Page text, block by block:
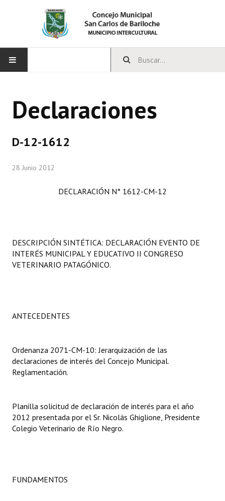
CONCEJO
Comisiones Especiales
LEGISLACIÓN
Carta Orgánica 2007
Digesto
DOCUMENTOS
Informes de Gestión
Declaraciones
D-12-1612
28 Junio 2012
DECLARACIÓN N° 1612-CM-12
DESCRIPCIÓN SINTÉTICA: DECLARACIÓN EVENTO DE
INTERÉS MUNICIPAL Y EDUCATIVO II CONGRESO
VETERINARIO PATAGÓNICO.
ANTECEDENTES
Ordenanza 2071-CM-10: Jerarquización de las
declaraciones de interés del Concejo Municipal.
Reglamentación.
Planilla solicitud de declaración de interés para el año
2012 presentada por el Sr. Nicolás Ghiglione, Presidente
Colegio Veterinario de Río Negro.
FUNDAMENTOS